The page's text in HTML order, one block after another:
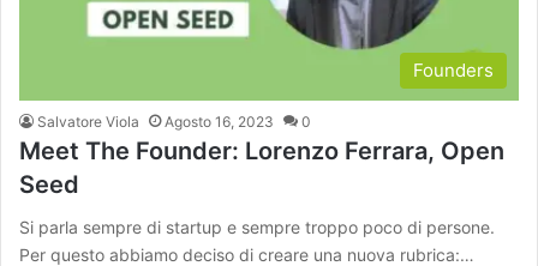
Founders
Salvatore Viola Agosto 16, 2023 0
Meet The Founder: Lorenzo Ferrara, Open
Seed
Si parla sempre di startup e sempre troppo poco di persone.
Per questo abbiamo deciso di creare una nuova rubrica:…